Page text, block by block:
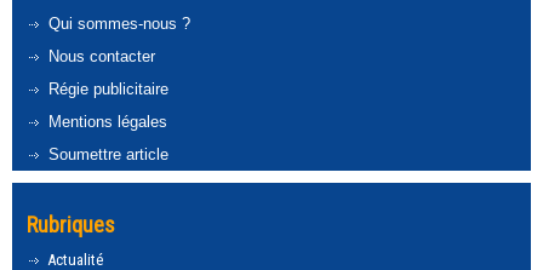
Qui sommes-nous ?
Nous contacter
Régie publicitaire
Mentions légales
Soumettre article
Rubriques
Actualité